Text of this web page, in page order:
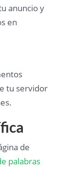
anuncio y
en
tu servidor
de
palabras